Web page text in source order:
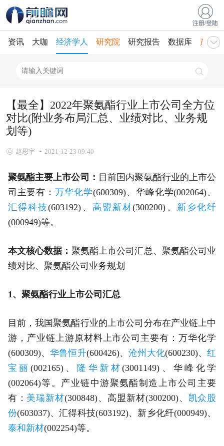
注册/登陆
资讯 大咖 经济学人 研究院 研究报告 数据库 产业
【最全】2022年聚氨酯行业上市公司全方位
对比(附业务布局汇总、业绩对比、业务规
划等)
赵思宇 2021-12-23 09:40
聚氨酯主要上市公司： 目前国内聚氨酯行业的上市公
司主要有：万华化学(600309)、华峰化学(002064)、
汇得科技(603192)、 高盟新材(300200)、 新乡化纤
(000949)等。
本文核心数据： 聚氨酯上市公司汇总、聚氨酯公司业
绩对比、聚氨酯公司业务规划
1、聚氨酯行业上市公司汇总
目前，我国聚氨酯行业的上市公司分布在产业链上中
游，产业链上游原材料上市公司主要有：万华化学
(600309)、 华鲁恒升(600426)、沧州大化(600230)、红
宝丽 (002165)、 隆华新材(3001149)、华峰化学
(002064)等。产业链中游聚氨酯制造上市公司主要
有： 美瑞新材(300848)、高盟新材(300200)、 凯众股
份(603037)、汇得科技(603192)、新乡化纤(000949)、
泰和新材(002254)等。